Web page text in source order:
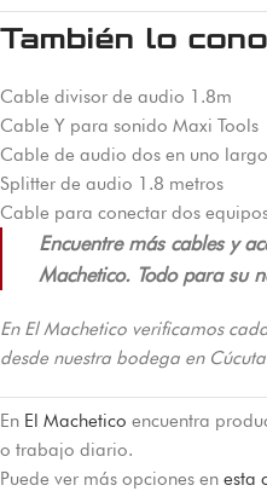
También lo
Cable divisor de audio 1.8m
Cable Y para sonido Maxi Tools
Cable de audio dos en uno largo
Splitter de audio 1.8 metros
Cable para conectar dos
Encuentre más cables y
Machetico. Todo para su
En El Machetico verificamos
desde nuestra bodega en
En El Machetico encuentra
o trabajo diario.
Puede ver más opciones en esta